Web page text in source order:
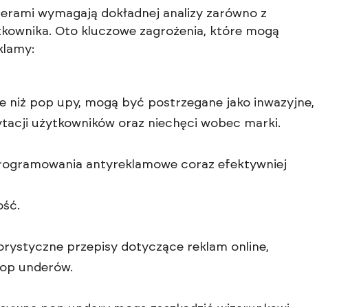
wymagają dokładnej analizy zarówno z
Oto kluczowe zagrożenia, które mogą
niż pop upy, mogą być postrzegane jako inwazyjne,
użytkowników oraz niechęci wobec marki.
antyreklamowe coraz efektywniej
przepisy dotyczące reklam online,
underów.